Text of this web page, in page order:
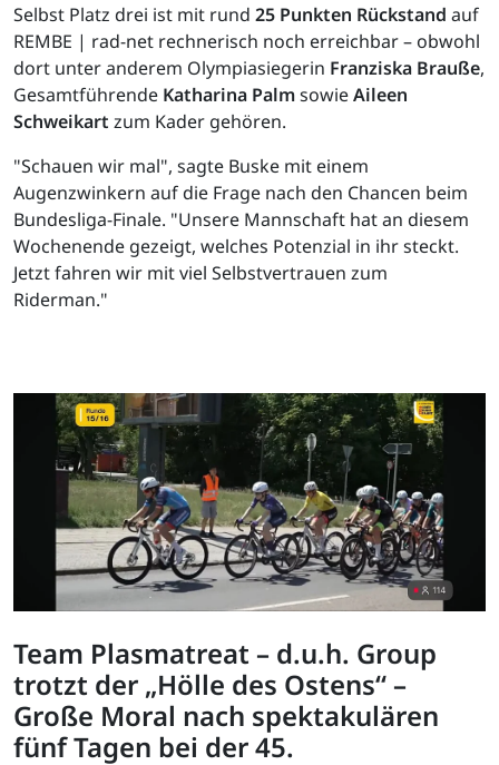
Selbst Platz drei ist mit rund 25 Punkten Rückstand auf
REMBE | rad-net rechnerisch noch erreichbar – obwohl
dort unter anderem Olympiasiegerin Franziska Brauße,
Gesamtführende Katharina PalmsowieAileen
Schweikart zum Kader gehören.
"Schauen wir mal", sagte Buske mit einem
Augenzwinkern auf die Frage nach den Chancen beim
Bundesliga-Finale. "Unsere Mannschaft hat an diesem
Wochenende gezeigt, welches Potenzial in ihr steckt.
Jetzt fahren wir mit viel Selbstvertrauen zum
Riderman."
Team Plasmatreat – d.u.h. Group
trotzt der „Hölle des Ostens“ –
Große Moral nach spektakulären
fünf Tagen bei der 45.